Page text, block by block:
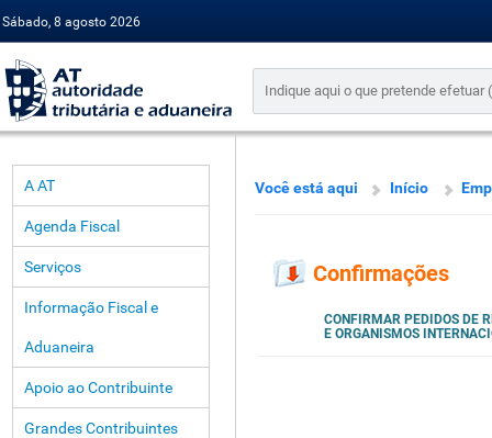
Sábado, 8 agosto 2026
A AT
Agenda Fiscal
Serviços
Informação Fiscal e
Aduaneira
Apoio ao Contribuinte
Grandes Contribuintes
Você está aqui Início
Confirmações
CONFIRMAR PEDIDOS DE
E ORGANISMOS